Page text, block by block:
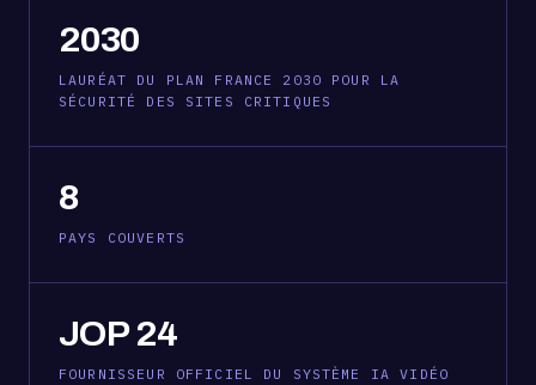
2030
LAURÉAT DU PLAN FRANCE 2030 POUR LA
SÉCURITÉ DES SITES CRITIQUES
8
PAYS COUVERTS
JOP 24
FOURNISSEUR OFFICIEL DU SYSTÈME IA VIDÉO